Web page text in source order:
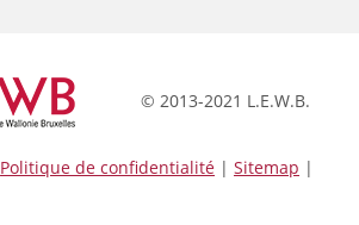
© 2013-2021 L.E.W.B.
Politique de confidentialité | Sitemap |